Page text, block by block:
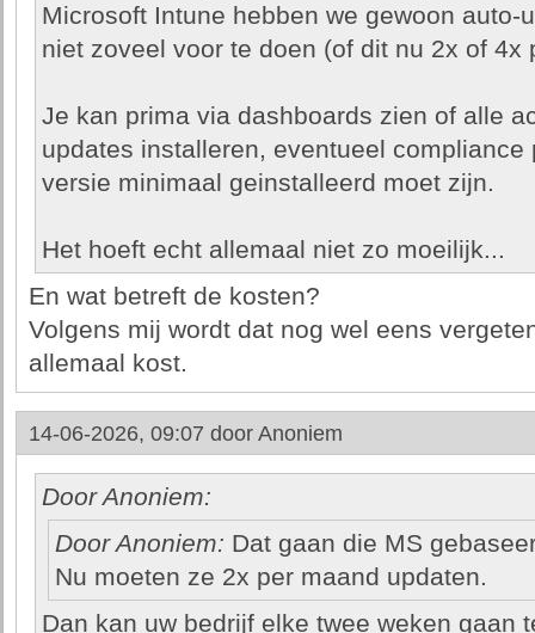
Microsoft Intune hebben we gewoon auto-
niet zoveel voor te doen (of dit nu 2x of 4x
Je kan prima via dashboards zien of alle
updates installeren, eventueel
versie minimaal geinstalleerd moet zijn.
Het hoeft echt allemaal niet zo moeilijk...
En wat betreft de kosten?
Volgens mij wordt dat nog wel eens
allemaal kost.
14-06-2026, 09:07 door Anoniem
Door Anoniem:
Door Anoniem: Dat gaan die MS
Nu moeten ze 2x per maand updaten.
Dan kan uw bedrijf elke twee weken gaan